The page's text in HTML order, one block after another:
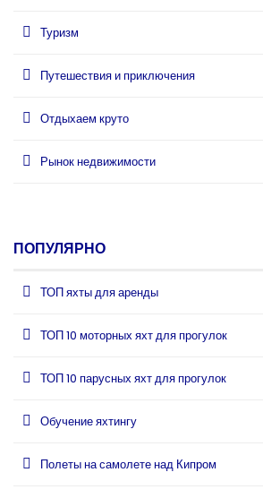
Туризм
Путешествия и приключения
Отдыхаем круто
Рынок недвижимости
ПОПУЛЯРНО
ТОП яхты для аренды
ТОП 10 моторных яхт для прогулок
ТОП 10 парусных яхт для прогулок
Обучение яхтингу
Полеты на самолете над Кипром